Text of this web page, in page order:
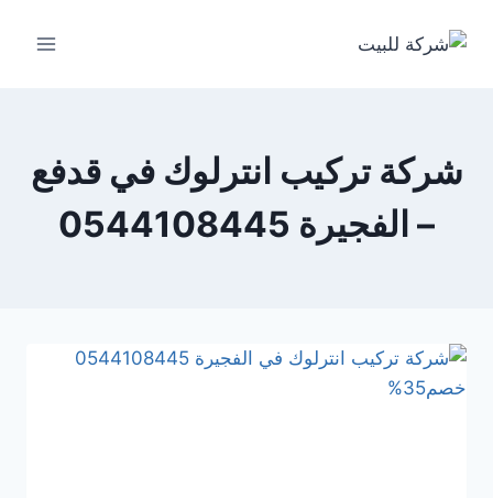
شركة تركيب انترلوك في قدفع
– الفجيرة 0544108445